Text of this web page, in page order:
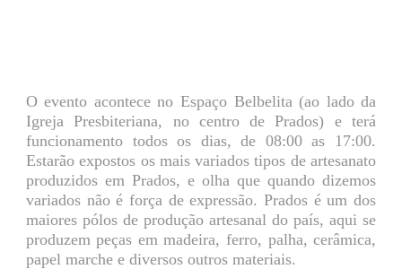
O evento acontece no Espaço Belbelita (ao lado da
Igreja Presbiteriana, no centro de Prados) e terá
funcionamento todos os dias, de 08:00 as 17:00.
Estarão expostos os mais variados tipos de artesanato
produzidos em Prados, e olha que quando dizemos
variados não é força de expressão. Prados é um dos
maiores pólos de produção artesanal do país, aqui se
produzem peças em madeira, ferro, palha, cerâmica,
papel marche e diversos outros materiais.